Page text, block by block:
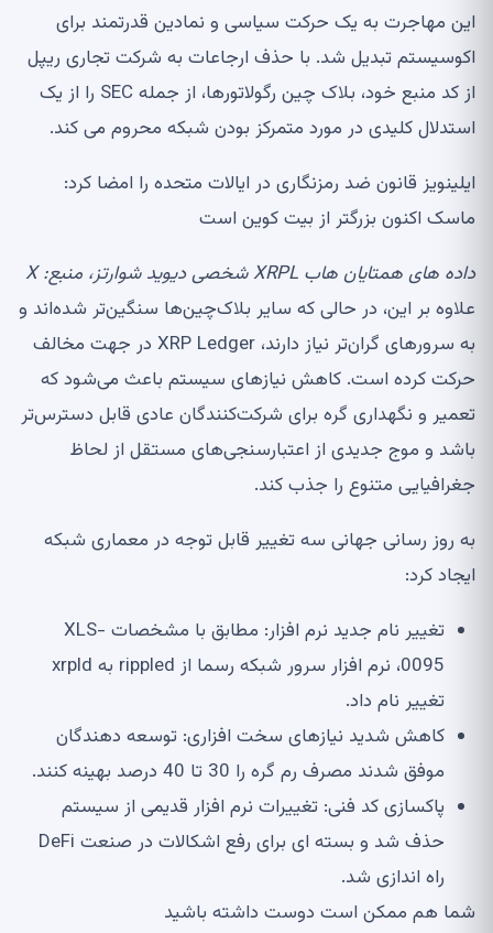
این مهاجرت به یک حرکت سیاسی و نمادین قدرتمند برای
اکوسیستم تبدیل شد. با حذف ارجاعات به شرکت تجاری ریپل
از کد منبع خود، بلاک چین رگولاتورها، از جمله SEC را از یک
استدلال کلیدی در مورد متمرکز بودن شبکه محروم می کند.
ایلینویز قانون ضد رمزنگاری در ایالات متحده را امضا کرد:
ماسک اکنون بزرگتر از بیت کوین است
داده های همتایان هاب XRPL شخصی دیوید شوارتز، منبع:
X
علاوه بر این، در حالی که سایر بلاک‌چین‌ها سنگین‌تر شده‌اند و
به سرورهای گران‌تر نیاز دارند، XRP Ledger در جهت مخالف
حرکت کرده است. کاهش نیازهای سیستم باعث می‌شود که
تعمیر و نگهداری گره برای شرکت‌کنندگان عادی قابل دسترس‌تر
باشد و موج جدیدی از اعتبارسنجی‌های مستقل از لحاظ
جغرافیایی متنوع را جذب کند.
به روز رسانی جهانی سه تغییر قابل توجه در معماری شبکه
ایجاد کرد:
تغییر نام جدید نرم افزار: مطابق با مشخصات XLS-
0095، نرم افزار سرور شبکه رسما از rippled به xrpld
تغییر نام داد.
کاهش شدید نیازهای سخت افزاری: توسعه دهندگان
موفق شدند مصرف رم گره را 30 تا 40 درصد بهینه کنند.
پاکسازی کد فنی: تغییرات نرم افزار قدیمی از سیستم
حذف شد و بسته ای برای رفع اشکالات در صنعت DeFi
راه اندازی شد.
شما هم ممکن است دوست داشته باشید